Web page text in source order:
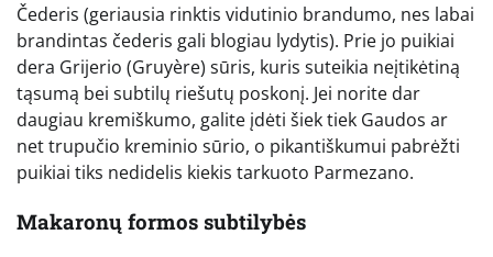
Čederis (geriausia rinktis vidutinio brandumo, nes labai
brandintas čederis gali blogiau lydytis). Prie jo puikiai
dera Grijerio (Gruyère) sūris, kuris suteikia neįtikėtiną
tąsumą bei subtilų riešutų poskonį. Jei norite dar
daugiau kremiškumo, galite įdėti šiek tiek Gaudos ar
net trupučio kreminio sūrio, o pikantiškumui pabrėžti
puikiai tiks nedidelis kiekis tarkuoto Parmezano.
Makaronų formos subtilybės